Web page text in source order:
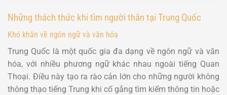
Những thách thức khi tìm người thân tại Trung Quốc
Khó khăn về ngôn ngữ và văn hóa
Trung Quốc là một quốc gia đa dạng về ngôn ngữ và văn
hóa, với nhiều phương ngữ khác nhau ngoài tiếng Quan
Thoại. Điều này tạo ra rào cản lớn cho những người không
thông thạo tiếng Trung khi cố gắng tìm kiếm thông tin hoặc